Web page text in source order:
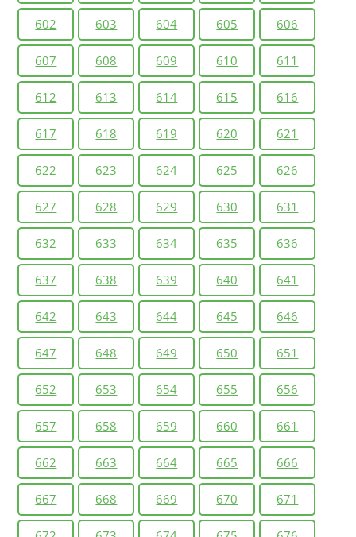
602 603 604 605 606
607 608 609 610 611
612 613 614 615 616
617 618 619 620 621
622 623 624 625 626
627 628 629 630 631
632 633 634 635 636
637 638 639 640 641
642 643 644 645 646
647 648 649 650 651
652 653 654 655 656
657 658 659 660 661
662 663 664 665 666
667 668 669 670 671